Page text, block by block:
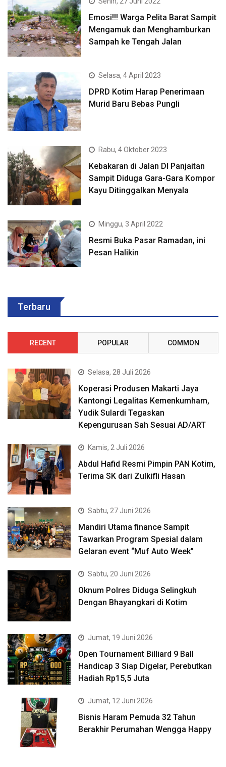
Emosi!!! Warga Pelita Barat Sampit
Mengamuk dan Menghamburkan
Sampah ke Tengah Jalan
Selasa, 4 April 2023
DPRD Kotim Harap Penerimaan
Murid Baru Bebas Pungli
Rabu, 4 Oktober 2023
Kebakaran di Jalan DI Panjaitan
Sampit Diduga Gara-Gara Kompor
Kayu Ditinggalkan Menyala
Minggu, 3 April 2022
Resmi Buka Pasar Ramadan, ini
Pesan Halikin
Terbaru
RECENT POPULAR COMMON
Selasa, 28 Juli 2026
Koperasi Produsen Makarti Jaya
Kantongi Legalitas Kemenkumham,
Yudik Sulardi Tegaskan
Kepengurusan Sah Sesuai AD/ART
Kamis, 2 Juli 2026
Abdul Hafid Resmi Pimpin PAN Kotim,
Terima SK dari Zulkifli Hasan
Sabtu, 27 Juni 2026
Mandiri Utama finance Sampit
Tawarkan Program Spesial dalam
Gelaran event “Muf Auto Week”
Sabtu, 20 Juni 2026
Oknum Polres Diduga Selingkuh
Dengan Bhayangkari di Kotim
Jumat, 19 Juni 2026
Open Tournament Billiard 9 Ball
Handicap 3 Siap Digelar, Perebutkan
Hadiah Rp15,5 Juta
Jumat, 12 Juni 2026
Bisnis Haram Pemuda 32 Tahun
Berakhir Perumahan Wengga Happy